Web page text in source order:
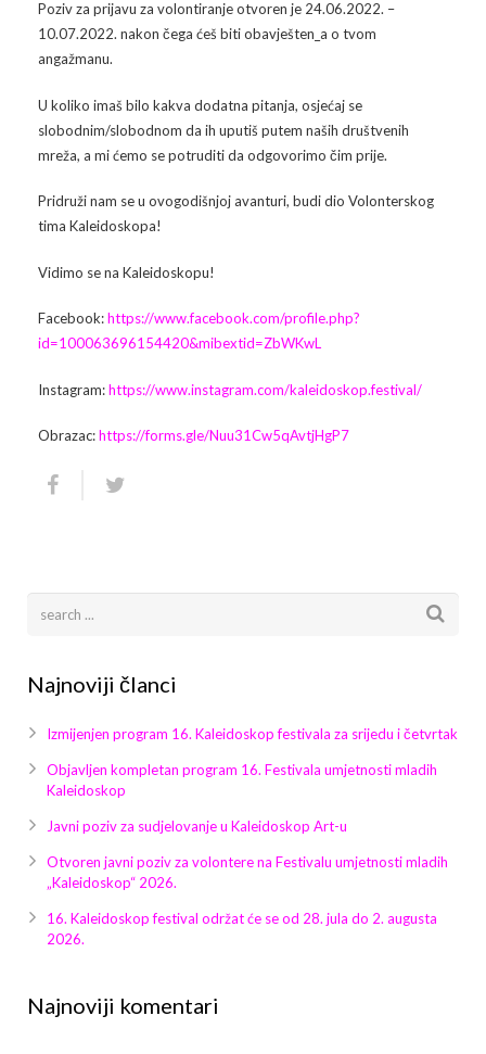
Poziv za prijavu za volontiranje otvoren je 24.06.2022. –
10.07.2022. nakon čega ćeš biti obavješten_a o tvom
angažmanu.
U koliko imaš bilo kakva dodatna pitanja, osjećaj se
slobodnim/slobodnom da ih uputiš putem naših društvenih
mreža, a mi ćemo se potruditi da odgovorimo čim prije.
Pridruži nam se u ovogodišnjoj avanturi, budi dio Volonterskog
tima Kaleidoskopa!
Vidimo se na Kaleidoskopu!
Facebook:https://www.facebook.com/profile.php?
id=100063696154420&mibextid=ZbWKwL
Instagram:https://www.instagram.com/kaleidoskop.festival/
Obrazac:https://forms.gle/Nuu31Cw5qAvtjHgP7
Najnoviji članci
Izmijenjen program 16. Kaleidoskop festivala za srijedu i četvrtak
Objavljen kompletan program 16. Festivala umjetnosti mladih
Kaleidoskop
Javni poziv za sudjelovanje u Kaleidoskop Art-u
Otvoren javni poziv za volontere na Festivalu umjetnosti mladih
„Kaleidoskop“ 2026.
16. Kaleidoskop festival održat će se od 28. jula do 2. augusta
2026.
Najnoviji komentari